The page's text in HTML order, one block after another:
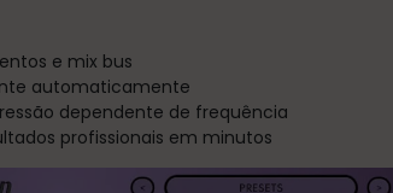
e mix bus
automaticamente
dependente de frequência
profissionais em minutos